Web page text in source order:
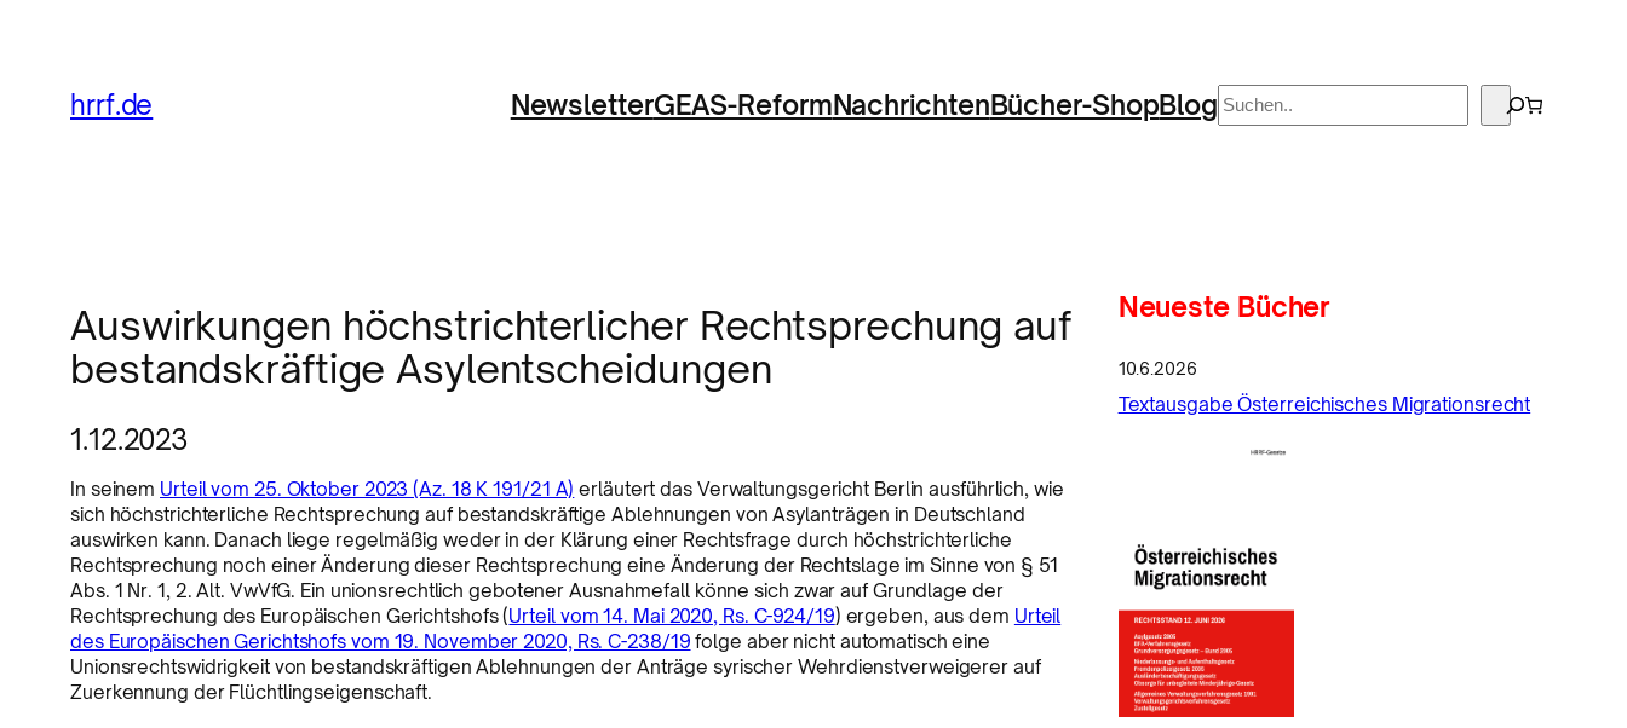
hrrf.de NewsletterGEAS-ReformNachrichtenBücher-ShopBlog Suchen
Auswirkungen höchstrichterlicher Rechtsprechung auf
bestandskräftige Asylentscheidungen
1.12.2023
In seinem Urteil vom 25. Oktober 2023 (Az. 18 K 191/21 A) erläutert das Verwaltungsgericht Berlin ausführlich, wie
sich höchstrichterliche Rechtsprechung auf bestandskräftige Ablehnungen von Asylanträgen in Deutschland
auswirken kann. Danach liege regelmäßig weder in der Klärung einer Rechtsfrage durch höchstrichterliche
Rechtsprechung noch einer Änderung dieser Rechtsprechung eine Änderung der Rechtslage im Sinne von § 51
Abs. 1 Nr. 1, 2. Alt. VwVfG. Ein unionsrechtlich gebotener Ausnahmefall könne sich zwar auf Grundlage der
Rechtsprechung des Europäischen Gerichtshofs (Urteil vom 14. Mai 2020, Rs. C-924/19) ergeben, aus dem Urteil
des Europäischen Gerichtshofs vom 19. November 2020, Rs. C-238/19 folge aber nicht automatisch eine
Unionsrechtswidrigkeit von bestandskräftigen Ablehnungen der Anträge syrischer Wehrdienstverweigerer auf
Zuerkennung der Flüchtlingseigenschaft.
Neueste Bücher
10.6.2026
Textausgabe Österreichisches Migrationsrecht